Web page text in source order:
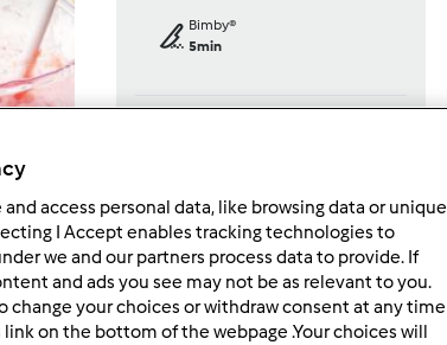
Bimby®
5min
dose/s
6dose/s
access personal data, like browsing data or unique
I Accept enables tracking technologies to
we and our partners process data to provide. If
and ads you see may not be as relevant to you.
change your choices or withdraw consent at any time
on the bottom of the webpage .Your choices will